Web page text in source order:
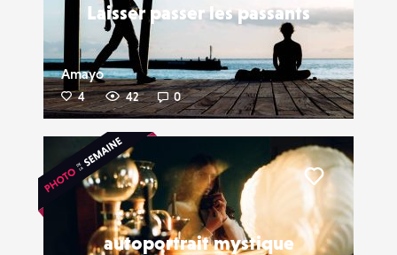
Laisser passer les passants
Amayo
4 42 0
autoportrait mystique